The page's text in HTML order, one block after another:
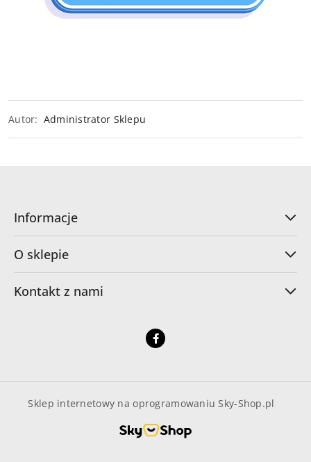
Autor: Administrator Sklepu
Informacje
O sklepie
Kontakt z nami
Sklep internetowy na oprogramowaniu Sky-Shop.pl